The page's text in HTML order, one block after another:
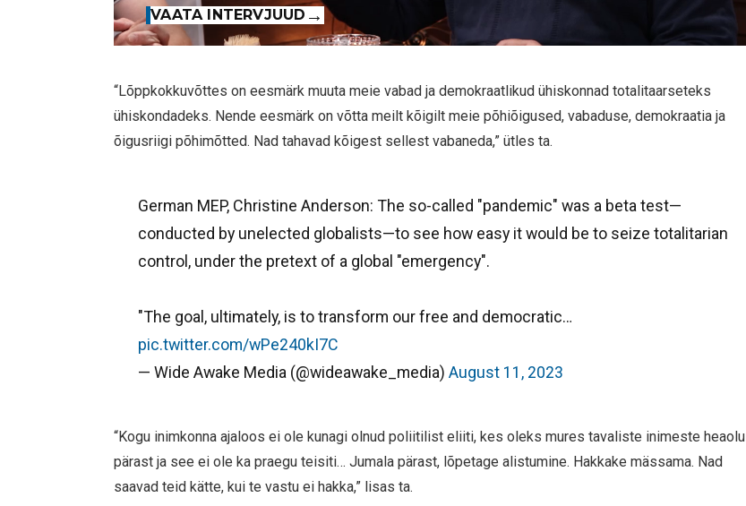
VAATA INTERVJUUD
“Lõppkokkuvõttes on eesmärk muuta meie vabad ja demokraatlikud ühiskonnad totalitaarseteks
ühiskondadeks. Nende eesmärk on võtta meilt kõigilt meie põhiõigused, vabaduse, demokraatia ja
õigusriigi põhimõtted. Nad tahavad kõigest sellest vabaneda,” ütles ta.
German MEP, Christine Anderson: The so-called "pandemic" was a beta test—
conducted by unelected globalists—to see how easy it would be to seize totalitarian
control, under the pretext of a global "emergency".
"The goal, ultimately, is to transform our free and democratic…
pic.twitter.com/wPe240kI7C
— Wide Awake Media (@wideawake_media)August 11, 2023
“Kogu inimkonna ajaloos ei ole kunagi olnud poliitilist eliiti, kes oleks mures tavaliste inimeste heaolu
pärast ja see ei ole ka praegu teisiti… Jumala pärast, lõpetage alistumine. Hakkake mässama. Nad
saavad teid kätte, kui te vastu ei hakka,” lisas ta.